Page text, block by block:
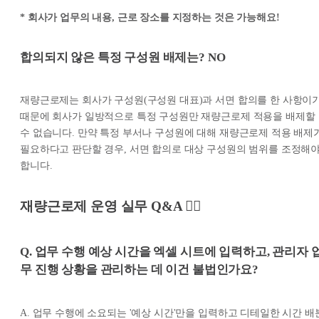
* 회사가 업무의 내용, 근로 장소를 지정하는 것은 가능해요!
합의되지 않은 특정 구성원 배제는? NO
재량근로제는 회사가 구성원(구성원 대표)과 서면 합의를 한 사항이
때문에 회사가 일방적으로 특정 구성원만 재량근로제 적용을 배제할
수 없습니다. 만약 특정 부서나 구성원에 대해 재량근로제 적용 배제
필요하다고 판단할 경우, 서면 합의로 대상 구성원의 범위를 조정해
합니다.
재량근로제 운영 실무 Q&A 🙋‍♀️
Q. 업무 수행 예상 시간을 엑셀 시트에 입력하고, 관리자
무 진행 상황을 관리하는 데 이건 불법인가요?
A. 업무 수행에 소요되는 '예상 시간'만을 입력하고 디테일한 시간 배